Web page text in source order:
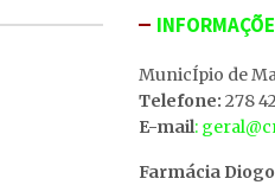
MunicÍpio de
Telefone: 278
E-mail:
Farmácia Diogo